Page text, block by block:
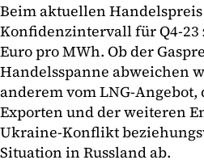
Beim aktuellen Handelspreis
Konfidenzintervall für Q4-23
Euro pro MWh. Ob der
Handelsspanne abweichen
anderem vom LNG-
Exporten und der weiteren
Ukraine-Konflikt
Situation in Russland ab.